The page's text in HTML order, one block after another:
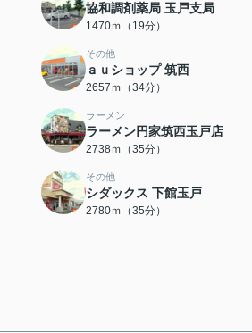
協和調剤薬局 玉戸支局
1470ｍ（19分）
その他
ａｕショップ 筑西
2657ｍ（34分）
ラーメン
ラーメン円家筑西玉戸店
2738ｍ（35分）
その他
シダックス 下館玉戸
2780ｍ（35分）